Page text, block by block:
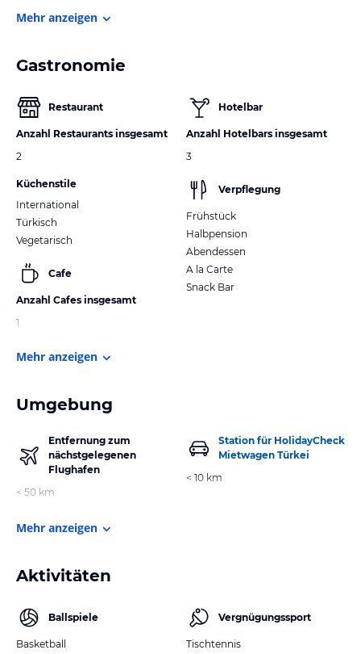
Mehr anzeigen
Gastronomie
Restaurant
Anzahl Restaurants insgesamt
2
Küchenstile
International
Türkisch
Vegetarisch
Cafe
Anzahl Cafes insgesamt
1
Hotelbar
Anzahl Hotelbars insgesamt
3
Verpflegung
Frühstück
Halbpension
Abendessen
A la Carte
Snack Bar
Mehr anzeigen
Umgebung
Entfernung zum
nächstgelegenen
Flughafen
< 50 km
Station für HolidayCheck
Mietwagen Türkei
< 10 km
Mehr anzeigen
Aktivitäten
Ballspiele
Basketball
Vergnügungssport
Tischtennis